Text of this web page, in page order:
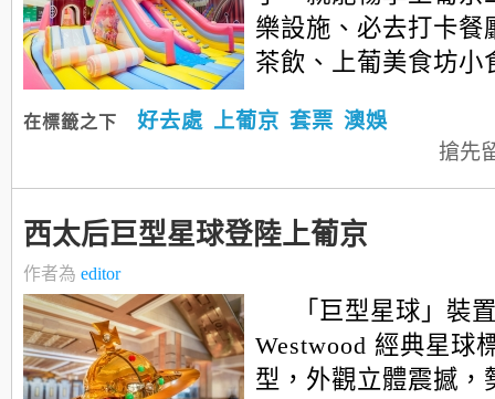
樂設施、必去打卡餐
茶飲、上葡美食坊
在標籤之下 好去處 上葡京 套票 澳娛
搶先
西太后巨型星球登陸上葡京
作者為 editor
「巨型星球」裝
Westwood 經典星球
型，外觀立體震撼，